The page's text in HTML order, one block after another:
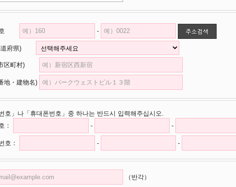
-
道府県)
市区町村)
地・建物名)
번호」나「휴대폰번호」중 하나는 반드시 입력해주십시오.
：
- -
호： - -
（반각）